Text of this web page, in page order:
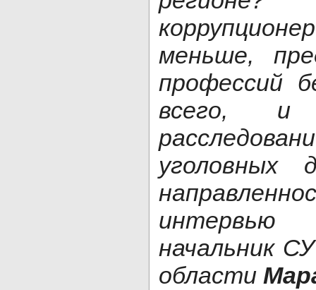
меньше,
профессий
всего, и
уголовных
начальник
области